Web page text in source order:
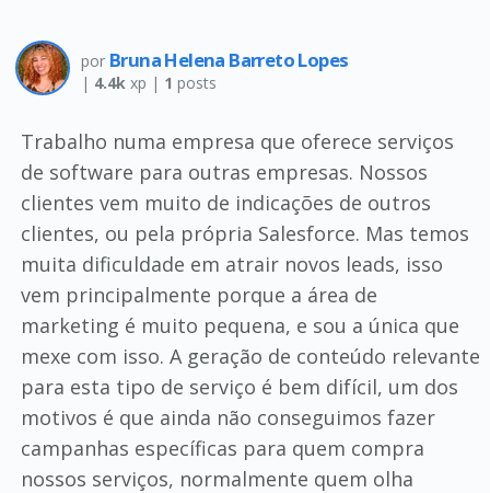
por Bruna Helena Barreto Lopes
| 4.4kxp | 1 posts
Trabalho numa empresa que oferece serviços
de software para outras empresas. Nossos
clientes vem muito de indicações de outros
clientes, ou pela própria Salesforce. Mas temos
muita dificuldade em atrair novos leads, isso
vem principalmente porque a área de
marketing é muito pequena, e sou a única que
mexe com isso. A geração de conteúdo relevante
para esta tipo de serviço é bem difícil, um dos
motivos é que ainda não conseguimos fazer
campanhas específicas para quem compra
nossos serviços, normalmente quem olha